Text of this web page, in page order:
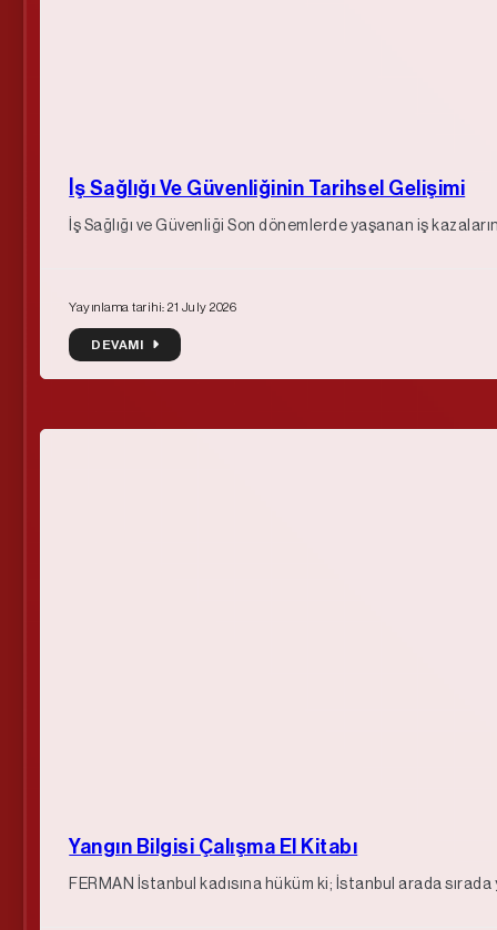
İş Sağlığı Ve Güvenliğinin Tarihsel Gelişimi
İş Sağlığı ve Güvenliği Son dönemlerde yaşanan iş
Yayınlama tarihi: 21 July 2026
DEVAMI
DEVAMI
Yangın Bilgisi Çalışma El Kitabı
FERMAN İstanbul kadısına hüküm ki; İstanbul arada